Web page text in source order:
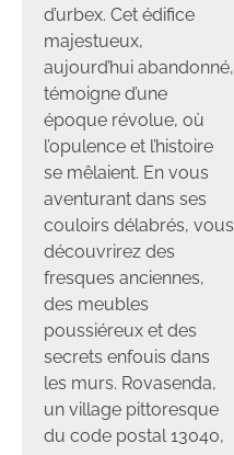
d’urbex. Cet édifice
majestueux,
aujourd’hui abandonné,
témoigne d’une
époque révolue, où
l’opulence et l’histoire
se mêlaient. En vous
aventurant dans ses
couloirs délabrés, vous
découvrirez des
fresques anciennes,
des meubles
poussiéreux et des
secrets enfouis dans
les murs. Rovasenda,
un village pittoresque
du code postal 13040,